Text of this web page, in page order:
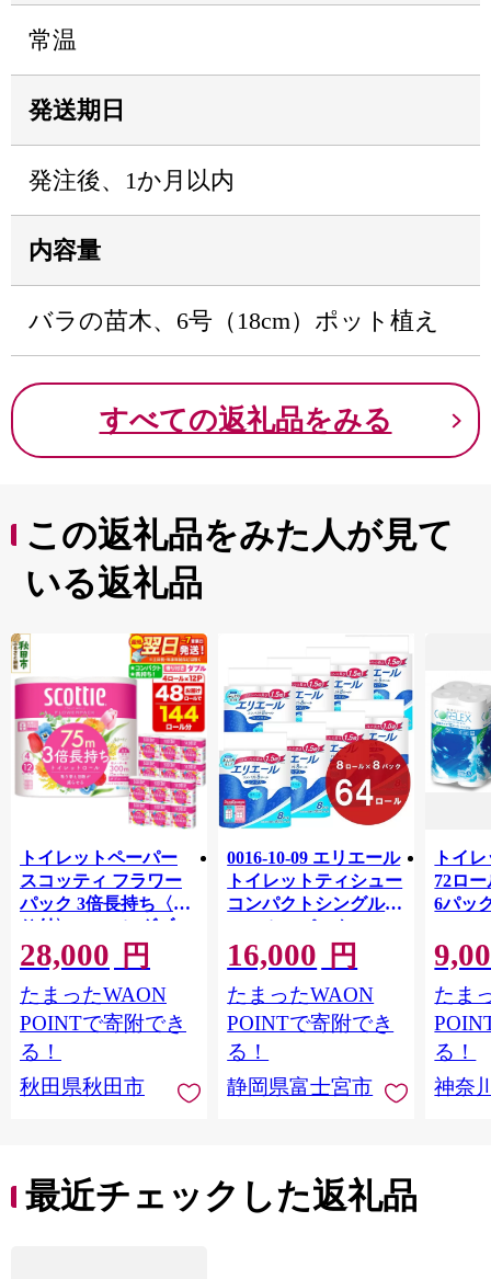
常温
発送期日
発注後、1か月以内
内容量
バラの苗木、6号（18cm）ポット植え
すべての返礼品をみる
この返礼品をみた人が見て
いる返礼品
トイレットペーパー
スコッティ フラワー
パック 3倍長持ち〈香
り付〉4ロール(ダブ
ル)×12パック 日用品
最短翌日発送 [スコッ
ティ フラワーパック
トイレットペーパー
日本製紙クレシア] 秋
田県秋田市
28,000 円
たまったWAON
POINTで寄附でき
る！
秋田県秋田市
0016-10-09 エリエール
トイレットティシュー
コンパクトシングル 8
ロール×8パック 64ロ
ール 1.5倍巻 82.5m
トイレットペーパー
シングル パルプ100％
香りつき 日用品 消耗
品 備蓄
16,000 円
たまったWAON
POINTで寄附でき
る！
静岡県富士宮市
トイ
72ロ
6パッ
FSCリ
長巻タ
100％
防災
ペー
川県
トペー
たま
る！
神奈
最近チェックした返礼品